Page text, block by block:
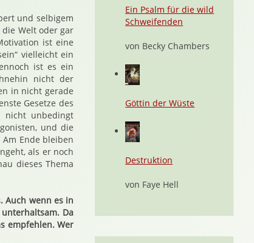
und selbigem
Welt oder gar
ist eine
vielleicht ein
ist es ein
nicht der
in nicht gerade
Gesetze des
nicht unbedingt
und die
Ende bleiben
als er noch
dieses Thema
Auch wenn es in
Da
empfehlen. Wer
Ein Psalm für die wild
Schweifenden
von Becky Chambers
Göttin der Wüste
Destruktion
von Faye Hell